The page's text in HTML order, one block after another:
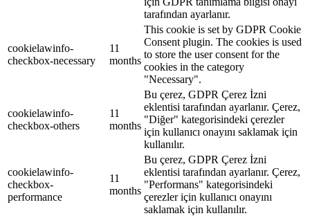
tarafından ayarlanır.
cookielawinfo-
checkbox-necessary
11
months
This cookie is set by GDPR Cookie
Consent plugin. The cookies is used
to store the user consent for the
cookies in the category
"Necessary".
cookielawinfo-
checkbox-others
11
months
Bu çerez, GDPR Çerez İzni
eklentisi tarafından ayarlanır. Çerez,
"Diğer" kategorisindeki çerezler
için kullanıcı onayını saklamak için
kullanılır.
cookielawinfo-
checkbox-
performance
11
months
Bu çerez, GDPR Çerez İzni
eklentisi tarafından ayarlanır. Çerez,
"Performans" kategorisindeki
çerezler için kullanıcı onayını
saklamak için kullanılır.